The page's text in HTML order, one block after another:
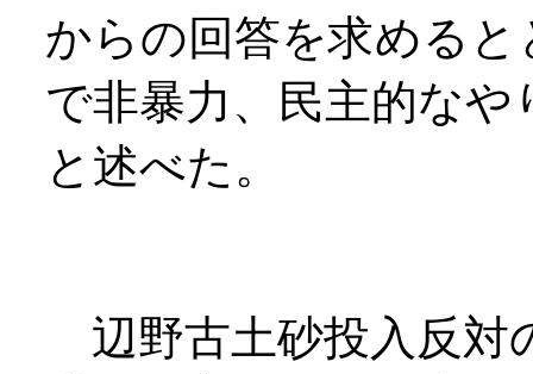
からの回答を求める
で非暴力、民主的な
と述べた。
辺野古土砂投入反対